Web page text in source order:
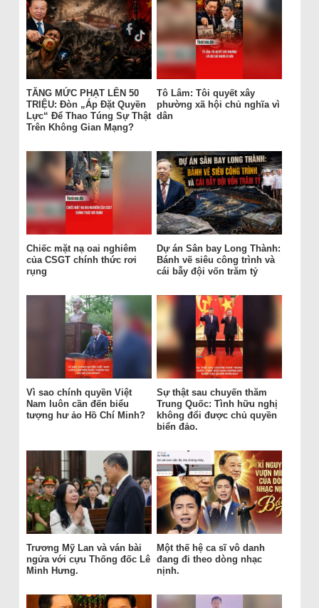
TĂNG MỨC PHẠT LÊN 50
TRIỆU: Đòn „Áp Đặt Quyền
Lực“ Để Thao Túng Sự Thật
Trên Không Gian Mạng?
Tô Lâm: Tôi quyết xây
phường xã hội chủ nghĩa vì
dân
Chiếc mặt nạ oai nghiêm
của CSGT chính thức rơi
rụng
Dự án Sân bay Long Thành:
Bánh vẽ siêu công trình và
cái bẫy đội vốn trăm tỷ
Vì sao chính quyền Việt
Nam luôn cần đến biểu
tượng hư ảo Hồ Chí Minh?
Sự thật sau chuyến thăm
Trung Quốc: Tình hữu nghị
không đổi được chủ quyền
biển đảo.
Trương Mỹ Lan và ván bài
ngửa với cựu Thống đốc Lê
Minh Hưng.
Một thế hệ ca sĩ vô danh
đang đi theo dòng nhạc
nịnh.